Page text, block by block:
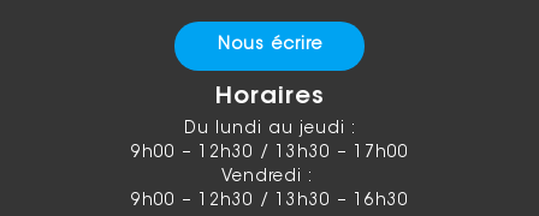
Nous écrire
Horaires
Du lundi au jeudi :
9h00 – 12h30 / 13h30 – 17h00
Vendredi :
9h00 – 12h30 / 13h30 – 16h30